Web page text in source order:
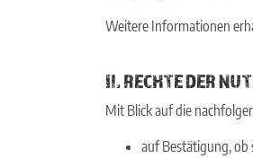
Weitere Informationen
II. RECHTE DER
Mit Blick auf die
auf Bestätigung,